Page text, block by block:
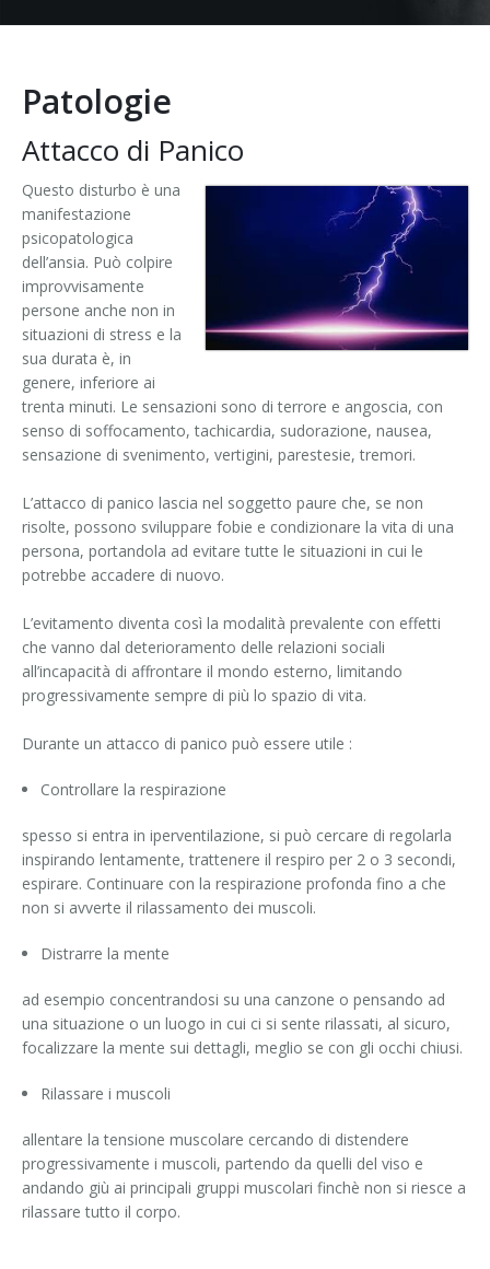
L'elaborazione del lutto
Trauma psicologico
Schema Therapy
Autostima
Fobie
Disturbi alimentari
Disturbi dissociativi
Disturbi post-traumatici
Disturbi psicosomatici
Dipendenze
Disturbi della condotta
Patologie
Attacco di Panico
Questo disturbo è una
manifestazione
psicopatologica
dell’ansia. Può colpire
improvvisamente
persone anche non in
situazioni di stress e la
sua durata è, in
genere, inferiore ai
trenta minuti. Le sensazioni sono di terrore e angoscia, con
senso di soffocamento, tachicardia, sudorazione, nausea,
sensazione di svenimento, vertigini, parestesie, tremori.
L’attacco di panico lascia nel soggetto paure che, se non
risolte, possono sviluppare fobie e condizionare la vita di una
persona, portandola ad evitare tutte le situazioni in cui le
potrebbe accadere di nuovo.
L’evitamento diventa così la modalità prevalente con effetti
che vanno dal deterioramento delle relazioni sociali
all’incapacità di affrontare il mondo esterno, limitando
progressivamente sempre di più lo spazio di vita.
Durante un attacco di panico può essere utile :
Controllare la respirazione
spesso si entra in iperventilazione, si può cercare di regolarla
inspirando lentamente, trattenere il respiro per 2 o 3 secondi,
espirare. Continuare con la respirazione profonda fino a che
non si avverte il rilassamento dei muscoli.
Distrarre la mente
ad esempio concentrandosi su una canzone o pensando ad
una situazione o un luogo in cui ci si sente rilassati, al sicuro,
focalizzare la mente sui dettagli, meglio se con gli occhi chiusi.
Rilassare i muscoli
allentare la tensione muscolare cercando di distendere
progressivamente i muscoli, partendo da quelli del viso e
andando giù ai principali gruppi muscolari finchè non si riesce a
rilassare tutto il corpo.